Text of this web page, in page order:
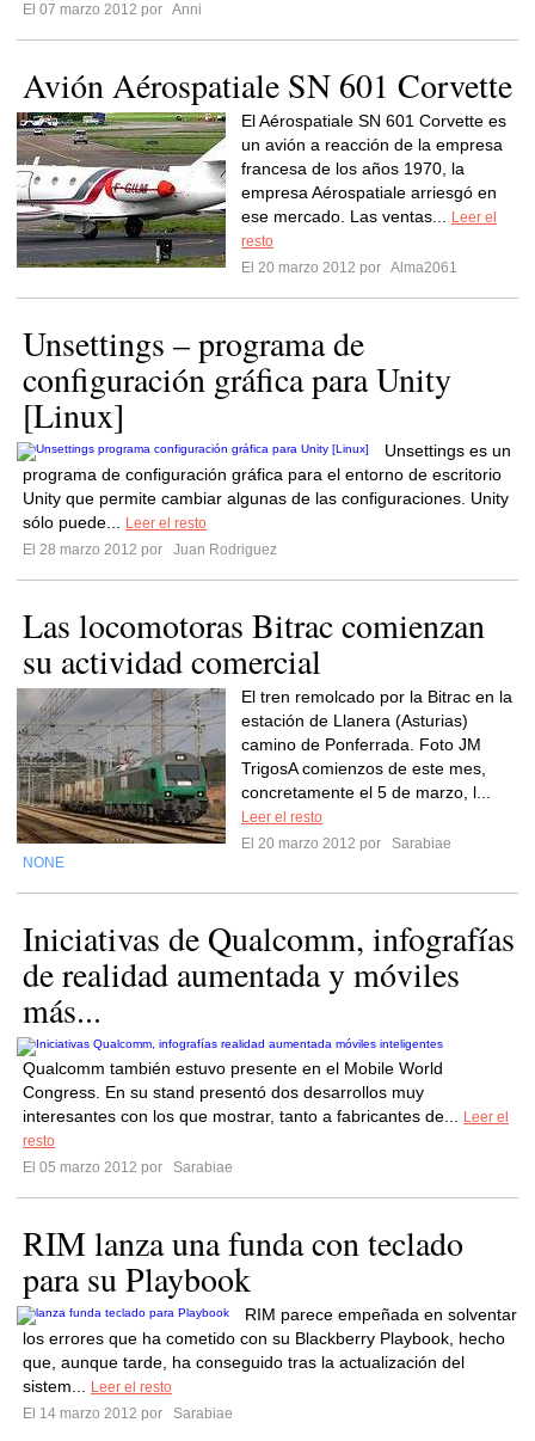
El 07 marzo 2012 por Anni
Avión Aérospatiale SN 601 Corvette
El Aérospatiale SN 601 Corvette es
un avión a reacción de la empresa
francesa de los años 1970, la
empresa Aérospatiale arriesgó en
ese mercado. Las ventas...
Leer el
resto
El 20 marzo 2012 por Alma2061
Unsettings – programa de
configuración gráfica para Unity
[Linux]
Unsettings es un
programa de configuración gráfica para el entorno de escritorio
Unity que permite cambiar algunas de las configuraciones. Unity
sólo puede...
Leer el resto
El 28 marzo 2012 por
Juan Rodriguez
Las locomotoras Bitrac comienzan
su actividad comercial
El tren remolcado por la Bitrac en la
estación de Llanera (Asturias)
camino de Ponferrada. Foto JM
TrigosA comienzos de este mes,
concretamente el 5 de marzo, l...
Leer el resto
El 20 marzo 2012 por
Sarabiae
NONE
Iniciativas de Qualcomm, infografías
de realidad aumentada y móviles
más...
Qualcomm también estuvo presente en el Mobile World
Congress. En su stand presentó dos desarrollos muy
interesantes con los que mostrar, tanto a fabricantes de...
Leer el
resto
El 05 marzo 2012 por
Sarabiae
RIM lanza una funda con teclado
para su Playbook
RIM parece empeñada en solventar
los errores que ha cometido con su Blackberry Playbook, hecho
que, aunque tarde, ha conseguido tras la actualización del
sistem...
Leer el resto
El 14 marzo 2012 por
Sarabiae